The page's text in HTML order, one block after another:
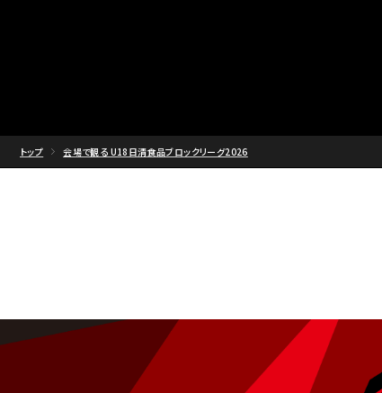
トップ 会場で観る U18日清食品ブロックリーグ2026